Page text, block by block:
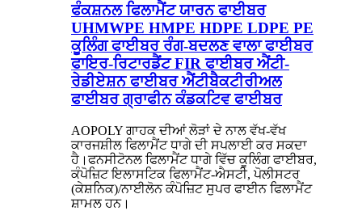
ਫੰਕਸ਼ਨਲ ਫਿਲਾਮੈਂਟ ਯਾਰਨ ਫਾਈਬਰ
UHMWPE HMPE HDPE LDPE PE
ਕੂਲਿੰਗ ਫਾਈਬਰ ਰੰਗ-ਬਦਲਣ ਵਾਲਾ ਫਾਈਬਰ
ਫਾਇਰ-ਰਿਟਾਰਡੈਂਟ FIR ਫਾਈਬਰ ਐਂਟੀ-
ਰੇਡੀਏਸ਼ਨ ਫਾਈਬਰ ਐਂਟੀਬੈਕਟੀਰੀਅਲ
ਫਾਈਬਰ ਗ੍ਰਾਫੀਨ ਕੰਡਕਟਿਵ ਫਾਈਬਰ
AOPOLY ਗਾਹਕ ਦੀਆਂ ਲੋੜਾਂ ਦੇ ਨਾਲ ਵੱਖ-ਵੱਖ
ਕਾਰਜਸ਼ੀਲ ਫਿਲਾਮੈਂਟ ਧਾਗੇ ਦੀ ਸਪਲਾਈ ਕਰ ਸਕਦਾ
ਹੈ।ਫਨਸੀਟੋਨਲ ਫਿਲਾਮੈਂਟ ਧਾਗੇ ਵਿੱਚ ਕੂਲਿੰਗ ਫਾਈਬਰ,
ਕੰਪੋਜ਼ਿਟ ਇਲਾਸਟਿਕ ਫਿਲਾਮੈਂਟ-ਐਸਟੀ, ਪੋਲੀਸਟਰ
(ਕੇਸ਼ਨਿਕ)/ਨਾਈਲੋਨ ਕੰਪੋਜ਼ਿਟ ਸੁਪਰ ਫਾਈਨ ਫਿਲਾਮੈਂਟ
ਸ਼ਾਮਲ ਹਨ।